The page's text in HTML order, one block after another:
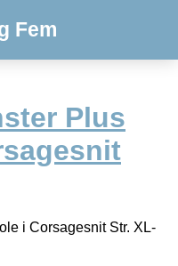
Fem
Plus
i Corsagesnit Str. XL-